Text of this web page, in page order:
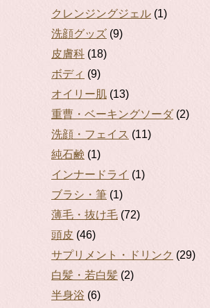
クレンジングジェル (1)
洗顔グッズ (9)
皮膚科 (18)
ボディ (9)
オイリー肌 (13)
重曹・ベーキングソーダ(2)
洗顔・フェイス (11)
純石鹸 (1)
インナードライ (1)
ブラシ・筆 (1)
薄毛・抜け毛 (72)
頭皮 (46)
サプリメント・ドリンク (29)
白髪・若白髪 (2)
半身浴 (6)